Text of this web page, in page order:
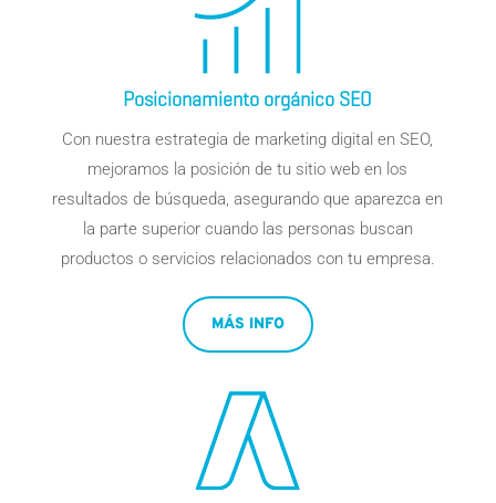
Posicionamiento orgánico SEO
Con nuestra estrategia de marketing digital en SEO,
mejoramos la posición de tu sitio web en los
resultados de búsqueda, asegurando que aparezca en
la parte superior cuando las personas buscan
productos o servicios relacionados con tu empresa.
MÁS INFO